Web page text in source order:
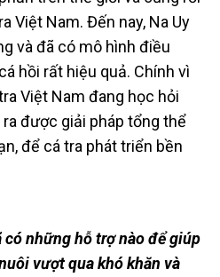
Việt Nam. Đến nay, Na Uy
và đã có mô hình điều
hồi rất hiệu quả. Chính vì
Việt Nam đang học hỏi
được giải pháp tổng thể
để cá tra phát triển bền
có những hỗ trợ nào để giúp
vượt qua khó khăn và